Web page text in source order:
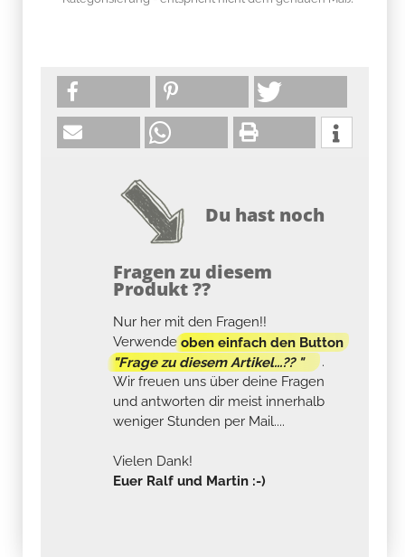
Du hast noch
Fragen zu diesem
Produkt ??
Nur her mit den Fragen!!
Verwendeoben einfach den Button
"Frage zu diesem Artikel...?? "
.
Wir freuen uns über deine Fragen
und antworten dir meist innerhalb
weniger Stunden per Mail....
Vielen Dank!
Euer Ralf und Martin :-)